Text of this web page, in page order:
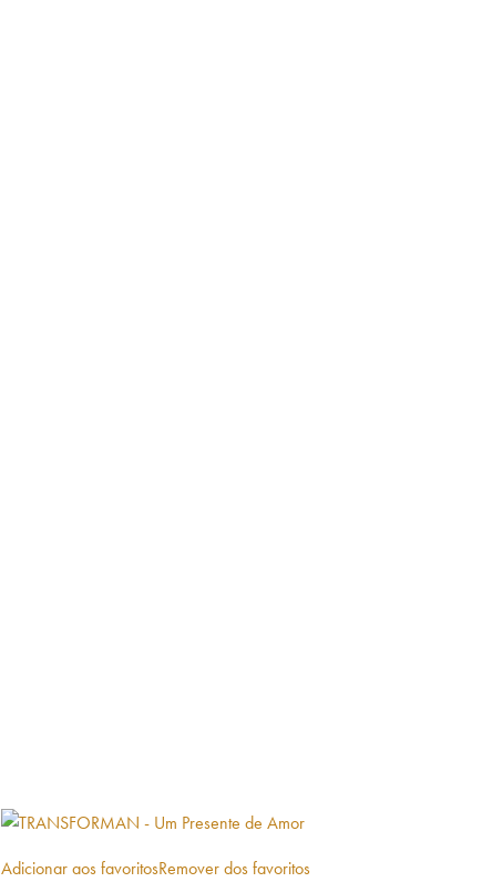
Adicionar aos favoritosRemover dos favoritos